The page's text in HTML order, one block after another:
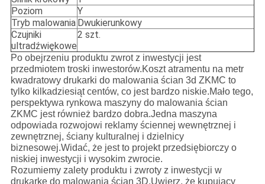
Poziom
Y
Tryb malowania Dwukierunkowy
Czujniki
ultradźwiękowe
2 szt.
Po obejrzeniu produktu zwrot z inwestycji jest
przedmiotem troski inwestorów.Koszt atramentu na metr
kwadratowy drukarki do malowania ścian 3d ZKMC to
tylko kilkadziesiąt centów, co jest bardzo niskie.Mało tego,
perspektywa rynkowa maszyny do malowania ścian
ZKMC jest również bardzo dobra.Jedna maszyna
odpowiada rozwojowi reklamy ściennej wewnętrznej i
zewnętrznej, ściany kulturalnej i dzielnicy
biznesowej.Widać, że jest to projekt przedsiębiorczy o
niskiej inwestycji i wysokim zwrocie.
Rozumiemy zalety produktu i zwroty z inwestycji w
drukarkę do malowania ścian 3D.Uwierz, że kupujący